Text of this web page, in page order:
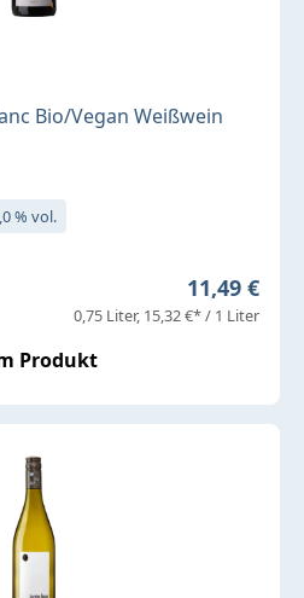
Bio/Vegan Weißwein
% vol.
Regulärer
11,49 €
0,75 Liter 15,32 €* / 1 Liter
Produkt